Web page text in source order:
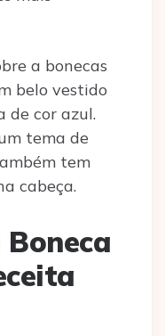
a bonecas
belo vestido
de cor azul.
tema de
tem
cabeça.